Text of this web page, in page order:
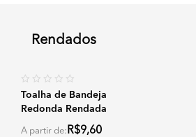
Rendados
Toalha de Bandeja
Redonda Rendada
A partir de: R$9,60